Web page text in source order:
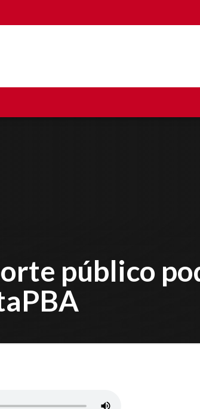
público